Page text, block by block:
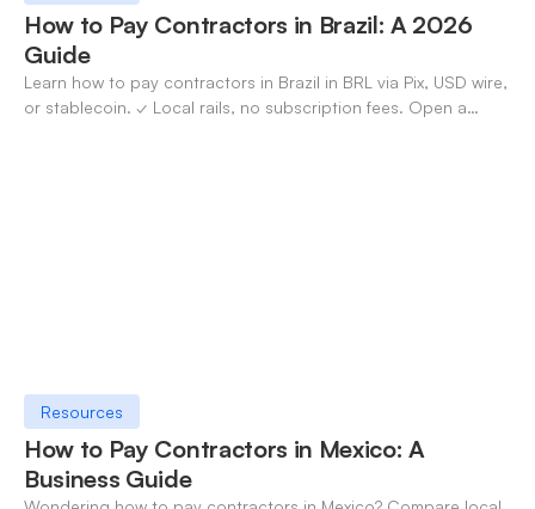
How to Pay Contractors in Brazil: A 2026
Guide
Learn how to pay contractors in Brazil in BRL via Pix, USD wire,
or stablecoin. ✓ Local rails, no subscription fees. Open a
Resources
How to Pay Contractors in Mexico: A
Business Guide